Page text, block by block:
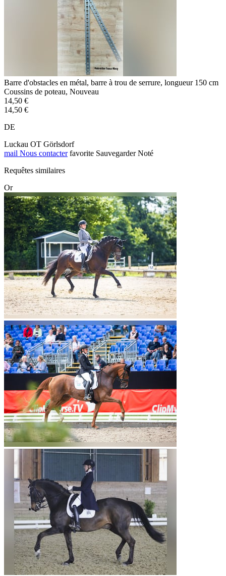
Barre d'obstacles en métal, barre à trou de serrure, longueur 150 cm
Coussins de poteau, Nouveau
14,50 €
14,50 €
DE
Luckau OT Görlsdorf
mail Nous contacter favorite Sauvegarder Noté
Requêtes similaires
Or